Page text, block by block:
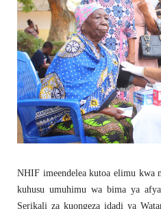
NHIF imeendelea kutoa elimu kwa
kuhusu umuhimu wa bima ya
Serikali za kuongeza idadi ya